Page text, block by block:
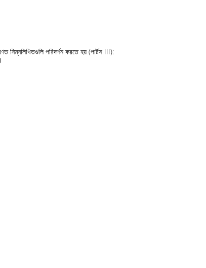
নিম্নলিখিতগুলি পরিদর্শন করতে হয় (পার্টস III):